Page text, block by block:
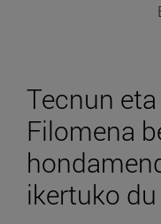
Tecnun
Filomena
ikertuko du